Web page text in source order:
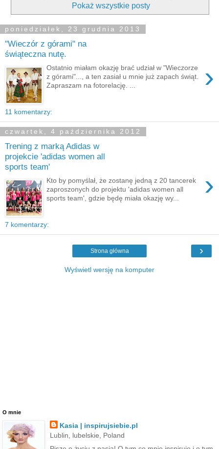
Pokaż wszystkie posty
poniedziałek, 23 grudnia 2013
"Wieczór z górami" na
świąteczna nutę.
›
Ostatnio miałam okazję brać udział w "Wieczorze
z górami"..., a ten zasiał u mnie już zapach świąt.
Zapraszam na fotorelację. ...
11 komentarzy:
czwartek, 4 października 2012
Trening z marką Adidas w
projekcie 'adidas women all
sports team'
›
Kto by pomyślał, że zostanę jedną z 20 tancerek
zaproszonych do projektu 'adidas women all
sports team', gdzie będę miała okazję wy...
7 komentarzy:
›
Strona główna
Wyświetl wersję na komputer
O mnie
Kasia | inspirujsiebie.pl
Lublin, lubelskie, Poland